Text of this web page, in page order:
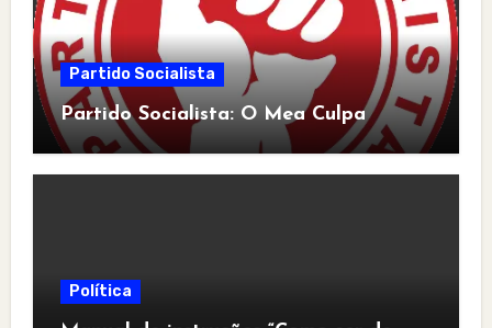
Partido Socialista
Partido Socialista: O Mea Culpa
Política